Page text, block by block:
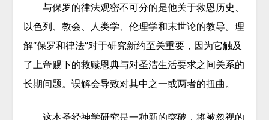
与保罗的律法观密不可分的是他关于救恩历史、
以色列、教会、人类学、伦理学和末世论的教导。理
解“保罗和律法”对于研究新约至关重要，因为它触及
了上帝赐下的救赎恩典与对圣洁生活要求之间关系的
长期问题。误解会导致对其中之一或两者的扭曲。
这本圣经神学研究是一种新的突破，将被忽视的